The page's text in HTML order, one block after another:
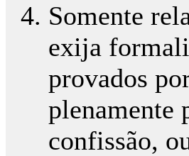
Somente
exija
provados
plenamente
confissão,